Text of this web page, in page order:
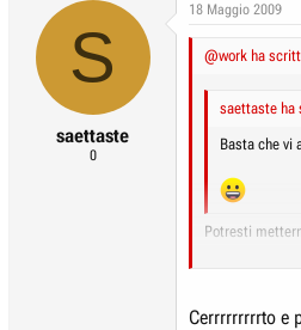
S
saettaste
0
18 Maggio 2009
@work ha
saettaste ha
Basta che vi
Potresti
Cerrrrrrrrrto e